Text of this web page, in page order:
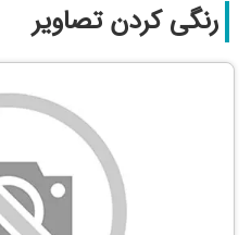
رنگی کردن تصاویر